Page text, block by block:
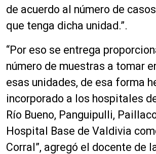
de acuerdo al número de
que tenga dicha unidad.”.
“Por eso se entrega
número de muestras a tomar
esas unidades, de esa forma
incorporado a los hospitales
Río Bueno, Panguipulli,
Hospital Base de Valdivia
Corral”, agregó el docente de